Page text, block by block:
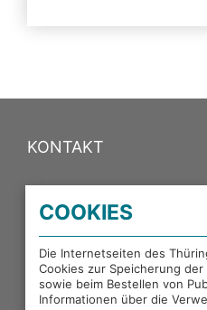
KONTAKT
PORTALE DES
EXTERNE LINKS
COOKIES
Die Internetseiten des
Cookies zur Speicherung
sowie beim Bestellen von
Informationen über die